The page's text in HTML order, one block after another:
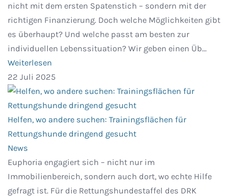
nicht mit dem ersten Spatenstich – sondern mit der
richtigen Finanzierung. Doch welche Möglichkeiten gibt
es überhaupt? Und welche passt am besten zur
individuellen Lebenssituation? Wir geben einen Üb...
Weiterlesen
22 Juli 2025
Helfen, wo andere suchen: Trainingsflächen für
Rettungshunde dringend gesucht
News
Euphoria engagiert sich – nicht nur im
Immobilienbereich, sondern auch dort, wo echte Hilfe
gefragt ist. Für die Rettungshundestaffel des DRK